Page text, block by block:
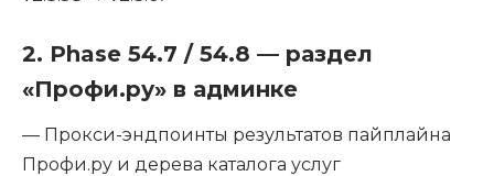
2. Phase 54.7 / 54.8 — раздел
«Профи.ру» в админке
— Прокси-эндпоинты результатов пайплайна
Профи.ру и дерева каталога услуг